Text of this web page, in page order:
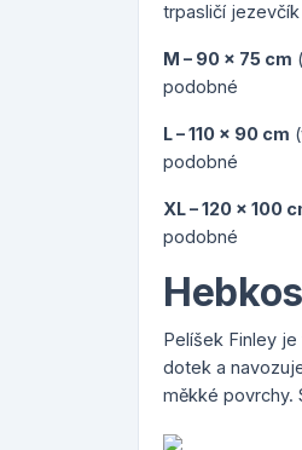
trpasličí
M – 90 x 75 cm
podobné
L – 110 x 90 cm
podobné
XL – 120 x 100
podobné
Pelíšek Finley
dotek a
měkké povrchy.